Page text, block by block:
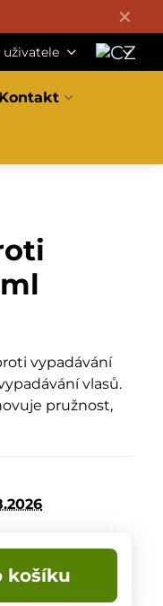
✕
uživatele
vypadávání
vlasů.
pružnost,
košíku